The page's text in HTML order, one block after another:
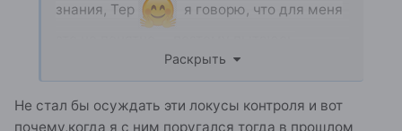
знания, Тер
я говорю, что для меня
подойти к этому понятию с другой
стороны. Получится?
Раскрыть
Не стал бы осуждать эти локусы контроля и вот
почему,когда я с ним поругался тогда в прошлом